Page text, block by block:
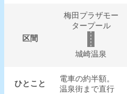
区間
梅田プラザモー
タープール
城崎温泉
ひとこと
電車の約半額。
温泉街まで直行